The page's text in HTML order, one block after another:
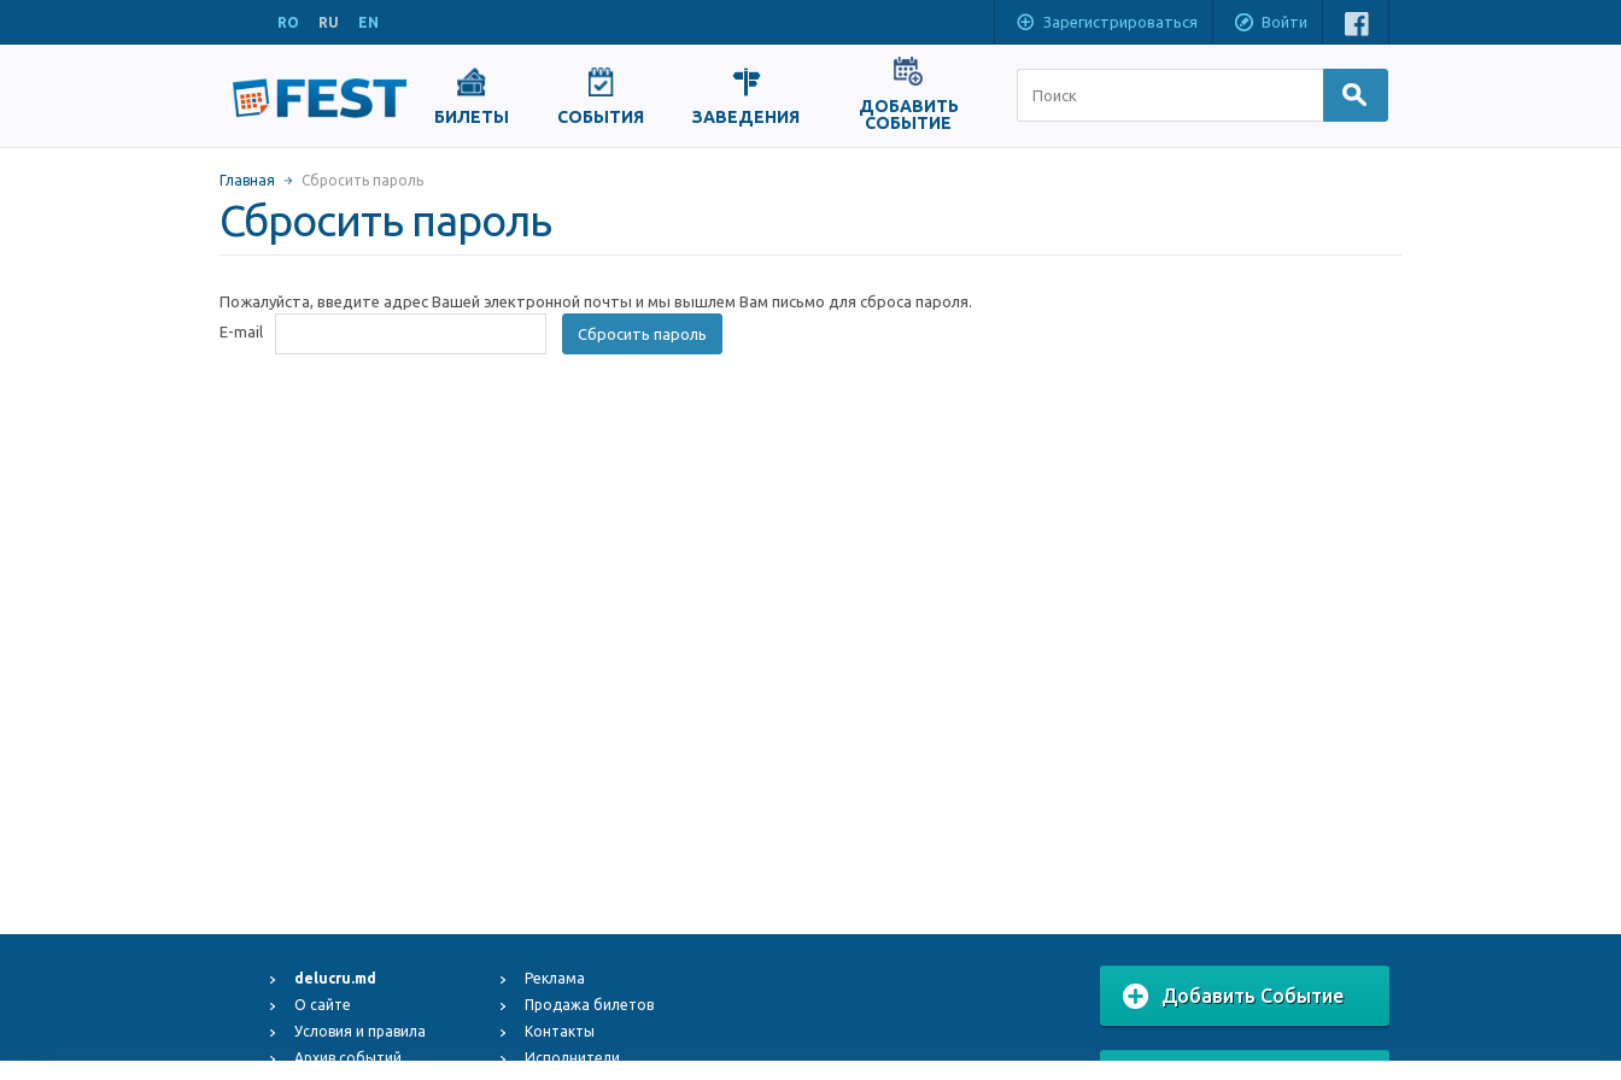
RO RU EN Зарегистрироваться Войти
БИЛЕТЫ СОБЫТИЯ ЗАВЕДЕНИЯ
ДОБАВИТЬ
СОБЫТИЕ
Главная Сбросить пароль
Сбросить пароль
Пожалуйста, введите адрес Вашей электронной почты и мы вышлем Вам письмо для сброса пароля.
E-mail
Сбросить пароль
delucru.md
О сайте
Условия и правила
Архив событий
Реклама
Продажа билетов
Контакты
Исполнители
Добавить Событие